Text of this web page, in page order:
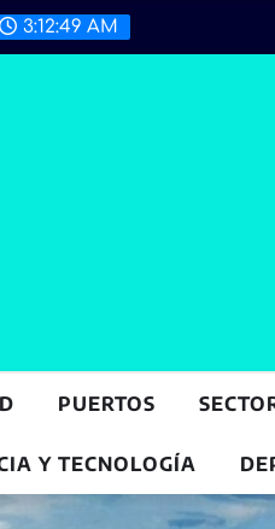
3:12:51 AM
PUERTOS
Y TECNOLOGÍA